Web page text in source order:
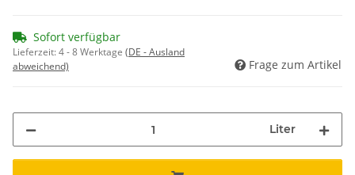
Sofort verfügbar
Lieferzeit:4 - 8 Werktage (DE - Ausland
abweichend)
Frage zum Artikel
Liter